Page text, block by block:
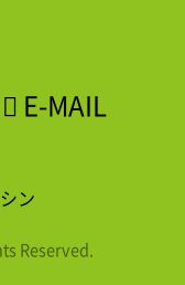
E-MAIL
ン
Reserved.